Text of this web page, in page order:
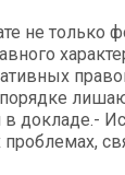
не только
в докладе.-